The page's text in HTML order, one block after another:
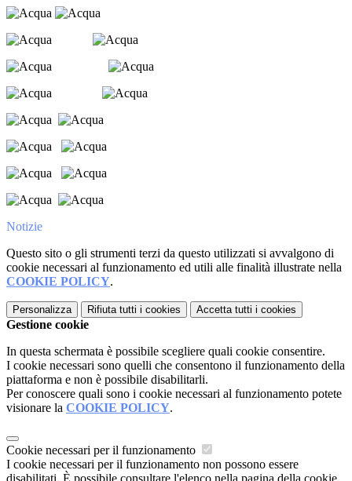
Notizie
Questo sito o gli strumenti terzi da questo utilizzati si avvalgono di
cookie necessari al funzionamento ed utili alle finalità illustrate nella
COOKIE POLICY.
Personalizza Rifiuta tutti i cookies Accetta tutti i cookies
Gestione cookie
In questa schermata è possibile scegliere quali cookie consentire.
I cookie necessari sono quelli che consentono il funzionamento della
piattaforma e non è possibile disabilitarli.
Per conoscere quali sono i cookie necessari al funzionamento potete
visionare la COOKIE POLICY.
Cookie necessari per il funzionamento
I cookie necessari per il funzionamento non possono essere